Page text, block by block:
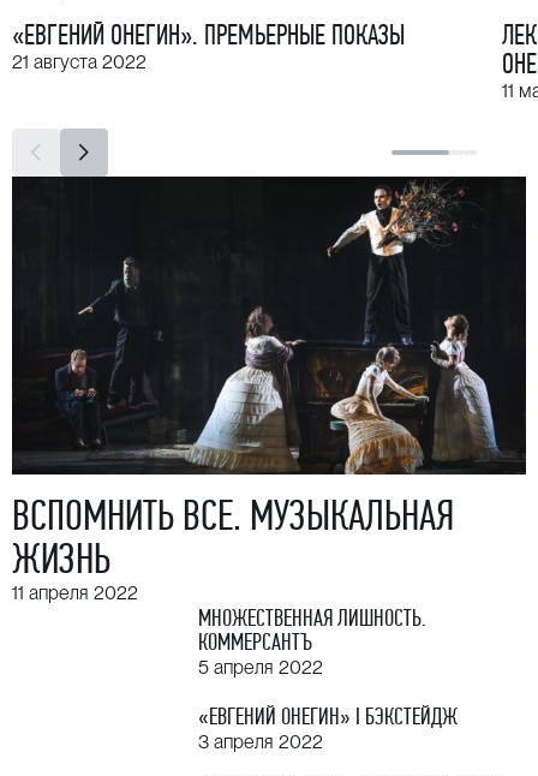
«ЕВГЕНИЙ ОНЕГИН». ПРЕМЬЕРНЫЕ ПОКАЗЫ
21 августа 2022
11
ВСПОМНИТЬ ВСЕ. МУЗЫКАЛЬНАЯ
ЖИЗНЬ
11 апреля 2022
МНОЖЕСТВЕННАЯ ЛИШНОСТЬ.
КОММЕРСАНТЪ
5 апреля 2022
«ЕВГЕНИЙ ОНЕГИН» I БЭКСТЕЙДЖ
3 апреля 2022